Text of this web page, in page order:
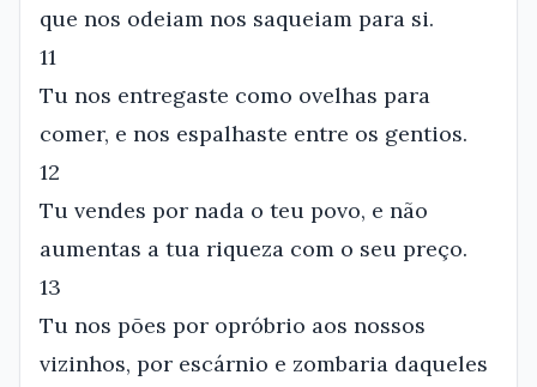
que nos odeiam nos saqueiam para si.
11
Tu nos entregaste como ovelhas para
comer, e nos espalhaste entre os gentios.
12
Tu vendes por nada o teu povo, e não
aumentas a tua riqueza com o seu preço.
13
Tu nos pões por opróbrio aos nossos
vizinhos, por escárnio e zombaria daqueles